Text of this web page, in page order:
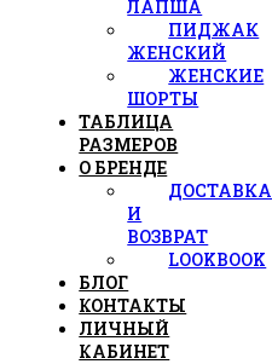
ЛАПША
ПИДЖАК
ЖЕНСКИЙ
ЖЕНСКИЕ
ШОРТЫ
ТАБЛИЦА
РАЗМЕРОВ
О БРЕНДЕ
ДОСТАВКА
И
ВОЗВРАТ
LOOKBOOK
БЛОГ
КОНТАКТЫ
ЛИЧНЫЙ
КАБИНЕТ